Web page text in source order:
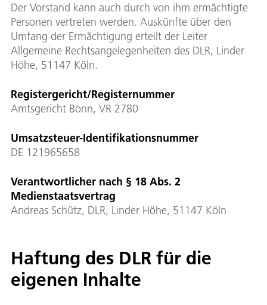
Der Vorstand kann auch durch von ihm ermächtigte
Personen vertreten werden. Auskünfte über den
Umfang der Ermächtigung erteilt der Leiter
Allgemeine Rechtsangelegenheiten des DLR, Linder
Höhe, 51147 Köln.
Registergericht/Registernummer
Amtsgericht Bonn, VR 2780
Umsatzsteuer-Identifikationsnummer
DE 121965658
Verantwortlicher nach § 18 Abs. 2
Medienstaatsvertrag
Andreas Schütz, DLR, Linder Höhe, 51147 Köln
Haftung des DLR für die
eigenen Inhalte